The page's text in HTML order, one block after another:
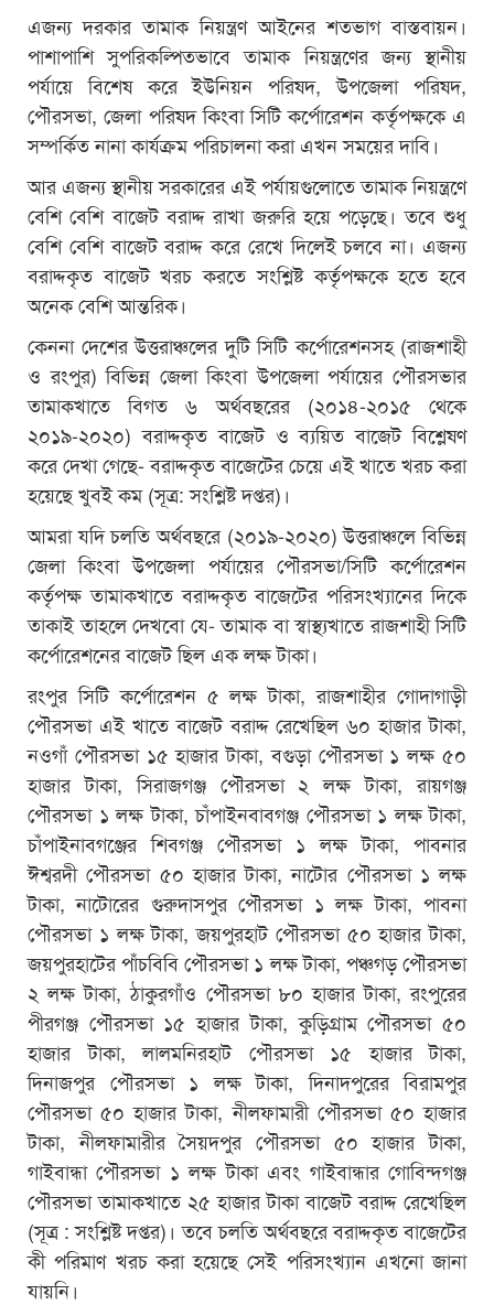
এজন্য দরকার তামাক নিয়ন্ত্রণ আইনের শতভাগ বাস্তবায়ন।
পাশাপাশি সুপরিকল্পিতভাবে তামাক নিয়ন্ত্রণের জন্য স্থানীয়
পর্যায়ে বিশেষ করে ইউনিয়ন পরিষদ, উপজেলা পরিষদ,
পৌরসভা, জেলা পরিষদ কিংবা সিটি কর্পোরেশন কর্তৃপক্ষকে এ
সম্পর্কিত নানা কার্যক্রম পরিচালনা করা এখন সময়ের দাবি।
আর এজন্য স্থানীয় সরকারের এই পর্যায়গুলোতে তামাক নিয়ন্ত্রণে
বেশি বেশি বাজেট বরাদ্দ রাখা জরুরি হয়ে পড়েছে। তবে শুধু
বেশি বেশি বাজেট বরাদ্দ করে রেখে দিলেই চলবে না। এজন্য
বরাদ্দকৃত বাজেট খরচ করতে সংশ্লিষ্ট কর্তৃপক্ষকে হতে হবে
অনেক বেশি আন্তরিক।
কেননা দেশের উত্তরাঞ্চলের দুটি সিটি কর্পোরেশনসহ (রাজশাহী
ও রংপুর) বিভিন্ন জেলা কিংবা উপজেলা পর্যায়ের পৌরসভার
তামাকখাতে বিগত ৬ অর্থবছরের (২০১৪-২০১৫ থেকে
২০১৯-২০২০) বরাদ্দকৃত বাজেট ও ব্যয়িত বাজেট বিশ্লেষণ
করে দেখা গেছে- বরাদ্দকৃত বাজেটের চেয়ে এই খাতে খরচ করা
হয়েছে খুবই কম (সূত্র: সংশ্লিষ্ট দপ্তর)।
আমরা যদি চলতি অর্থবছরে (২০১৯-২০২০) উত্তরাঞ্চলে বিভিন্ন
জেলা কিংবা উপজেলা পর্যায়ের পৌরসভা/সিটি কর্পোরেশন
কর্তৃপক্ষ তামাকখাতে বরাদ্দকৃত বাজেটের পরিসংখ্যানের দিকে
তাকাই তাহলে দেখবো যে- তামাক বা স্বাস্থ্যখাতে রাজশাহী সিটি
কর্পোরেশনের বাজেট ছিল এক লক্ষ টাকা।
রংপুর সিটি কর্পোরেশন ৫ লক্ষ টাকা, রাজশাহীর গোদাগাড়ী
পৌরসভা এই খাতে বাজেট বরাদ্দ রেখেছিল ৬০ হাজার টাকা,
নওগাঁ পৌরসভা ১৫ হাজার টাকা, বগুড়া পৌরসভা ১ লক্ষ ৫০
হাজার টাকা, সিরাজগঞ্জ পৌরসভা ২ লক্ষ টাকা, রায়গঞ্জ
পৌরসভা ১ লক্ষ টাকা, চাঁপাইনবাবগঞ্জ পৌরসভা ১ লক্ষ টাকা,
চাঁপাইনাবগঞ্জের শিবগঞ্জ পৌরসভা ১ লক্ষ টাকা, পাবনার
ঈশ্বরদী পৌরসভা ৫০ হাজার টাকা, নাটোর পৌরসভা ১ লক্ষ
টাকা, নাটোরের গুরুদাসপুর পৌরসভা ১ লক্ষ টাকা, পাবনা
পৌরসভা ১ লক্ষ টাকা, জয়পুরহাট পৌরসভা ৫০ হাজার টাকা,
জয়পুরহাটের পাঁচবিবি পৌরসভা ১ লক্ষ টাকা, পঞ্চগড় পৌরসভা
২ লক্ষ টাকা, ঠাকুরগাঁও পৌরসভা ৮০ হাজার টাকা, রংপুরের
পীরগঞ্জ পৌরসভা ১৫ হাজার টাকা, কুড়িগ্রাম পৌরসভা ৫০
হাজার টাকা, লালমনিরহাট পৌরসভা ১৫ হাজার টাকা,
দিনাজপুর পৌরসভা ১ লক্ষ টাকা, দিনাদপুরের বিরামপুর
পৌরসভা ৫০ হাজার টাকা, নীলফামারী পৌরসভা ৫০ হাজার
টাকা, নীলফামারীর সৈয়দপুর পৌরসভা ৫০ হাজার টাকা,
গাইবান্ধা পৌরসভা ১ লক্ষ টাকা এবং গাইবান্ধার গোবিন্দগঞ্জ
পৌরসভা তামাকখাতে ২৫ হাজার টাকা বাজেট বরাদ্দ রেখেছিল
(সূত্র : সংশ্লিষ্ট দপ্তর)। তবে চলতি অর্থবছরে বরাদ্দকৃত বাজেটের
কী পরিমাণ খরচ করা হয়েছে সেই পরিসংখ্যান এখনো জানা
যায়নি।